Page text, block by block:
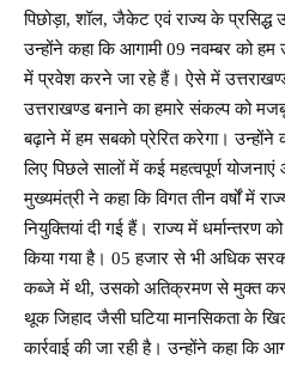
पिछोड़ा, शॉल, जैकेट एवं राज्य के प्रसिद्ध
उन्होंने कहा कि आगामी 09 नवम्बर को हम
में प्रवेश करने जा रहे हैं। ऐसे में
उत्तराखण्ड बनाने का हमारे संकल्प को
बढ़ाने में हम सबको प्रेरित करेगा।
लिए पिछले सालों में कई महत्वपूर्ण योजनाएं
मुख्यमंत्री ने कहा कि विगत तीन वर्षों में
नियुक्तियां दी गई हैं। राज्य में
किया गया है। 05 हजार से भी अधिक
कब्जे में थी, उसको अतिक्रमण से मुक्त
थूक जिहाद जैसी घटिया मानसिकता के
कार्रवाई की जा रही है। उन्होंने कहा